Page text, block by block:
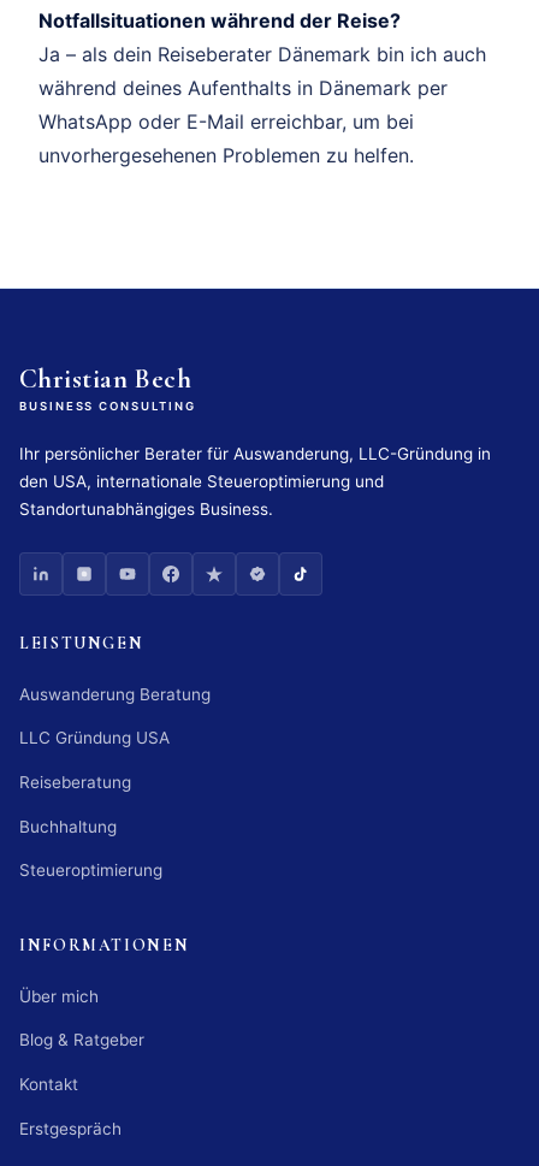
Notfallsituationen während der Reise?
Ja – als dein Reiseberater Dänemark bin ich auch
während deines Aufenthalts in Dänemark per
WhatsApp oder E-Mail erreichbar, um bei
unvorhergesehenen Problemen zu helfen.
Christian Bech
BUSINESS CONSULTING
Ihr persönlicher Berater für Auswanderung, LLC-Gründung in
den USA, internationale Steueroptimierung und
Standortunabhängiges Business.
LEISTUNGEN
Auswanderung Beratung
LLC Gründung USA
Reiseberatung
Buchhaltung
Steueroptimierung
INFORMATIONEN
Über mich
Blog & Ratgeber
Kontakt
Erstgespräch